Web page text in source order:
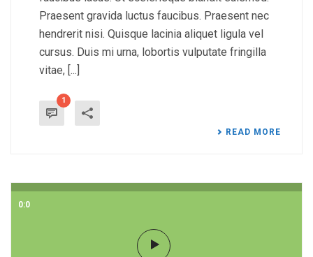
Praesent gravida luctus faucibus. Praesent nec
hendrerit nisi. Quisque lacinia aliquet ligula vel
cursus. Duis mi urna, lobortis vulputate fringilla
vitae, [...]
1
READ MORE
0:0